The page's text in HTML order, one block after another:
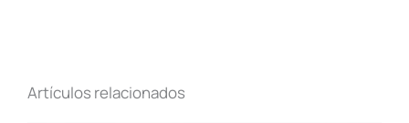
Artículos relacionados